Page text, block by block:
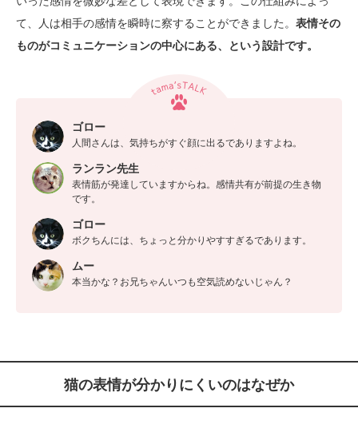
て、人は相手の感情を瞬時に察することができました。 表情その
ものがコミュニケーションの中心にある、という設計です。
ゴロー
人間さんは、気持ちがすぐ顔に出るでありますよね。
ランラン先生
表情筋が発達していますからね。感情共有が前提の生き物
です。
ゴロー
ボクちんには、ちょっと分かりやすすぎるであります。
ムー
本当かな？お兄ちゃんいつも空気読めないじゃん？
猫の表情が分かりにくいのはなぜか